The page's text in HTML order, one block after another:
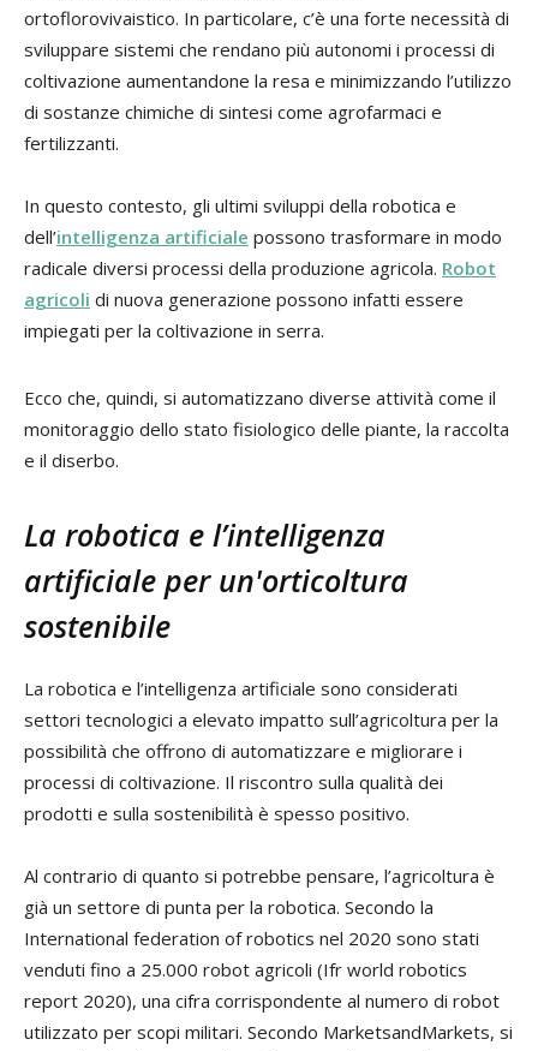
ortoflorovivaistico. In particolare, c’è una forte necessità di
sviluppare sistemi che rendano più autonomi i processi di
coltivazione aumentandone la resa e minimizzando l’utilizzo
di sostanze chimiche di sintesi come agrofarmaci e
fertilizzanti.
In questo contesto, gli ultimi sviluppi della robotica e
dell’intelligenza artificiale possono trasformare in modo
radicale diversi processi della produzione agricola. Robot
agricoli di nuova generazione possono infatti essere
impiegati per la coltivazione in serra.
Ecco che, quindi, si automatizzano diverse attività come il
monitoraggio dello stato fisiologico delle piante, la raccolta
e il diserbo.
La robotica e l’intelligenza
artificiale per un'orticoltura
sostenibile
La robotica e l’intelligenza artificiale sono considerati
settori tecnologici a elevato impatto sull’agricoltura per la
possibilità che offrono di automatizzare e migliorare i
processi di coltivazione. Il riscontro sulla qualità dei
prodotti e sulla sostenibilità è spesso positivo.
Al contrario di quanto si potrebbe pensare, l’agricoltura è
già un settore di punta per la robotica. Secondo la
International federation of robotics nel 2020 sono stati
venduti fino a 25.000 robot agricoli (Ifr world robotics
report 2020), una cifra corrispondente al numero di robot
utilizzato per scopi militari. Secondo MarketsandMarkets, si